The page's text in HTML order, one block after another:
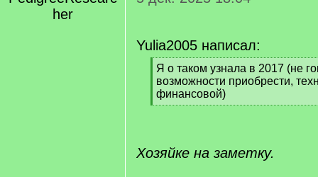
her
Yulia2005 написал:
[
q
]
Я о таком узнала в 2017 (не
возможности приобрести,
финансовой)
[
Хозяйке на заметку.